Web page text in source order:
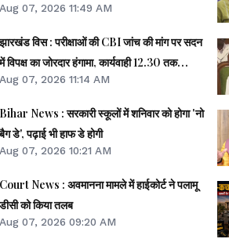
शामिल
Aug 07, 2026 11:49 AM
झारखंड विस : परीक्षाओं की CBI जांच की मांग पर सदन
में विपक्ष का जोरदार हंगामा, कार्यवाही 12.30 तक
स्थगित
Aug 07, 2026 11:14 AM
Bihar News : सरकारी स्कूलों में शनिवार को होगा 'नो
बैग डे', पढ़ाई भी हाफ डे होगी
Aug 07, 2026 10:21 AM
Court News : अवमानना मामले में हाईकोर्ट ने पलामू
डीसी को किया तलब
Aug 07, 2026 09:20 AM